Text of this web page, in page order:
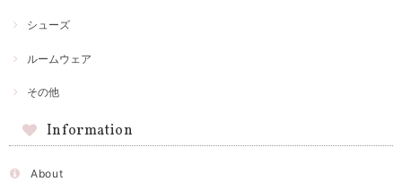
シューズ
ルームウェア
その他
Information
About